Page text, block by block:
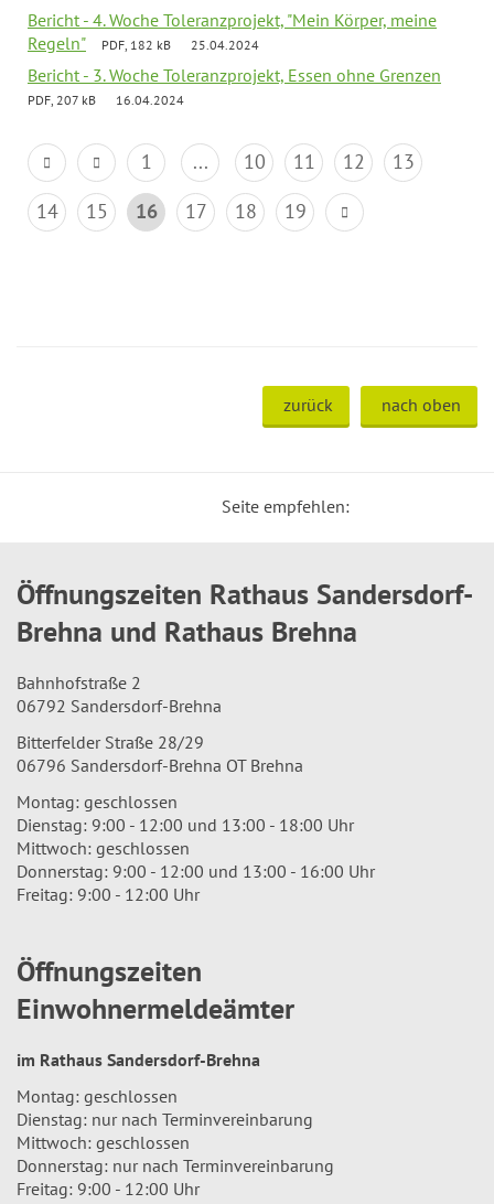
Bericht - 4. Woche Toleranzprojekt, "Mein Körper, meine
Regeln"
PDF, 182 kB 25.04.2024
Bericht - 3. Woche Toleranzprojekt, Essen ohne Grenzen
PDF, 207 kB 16.04.2024
1 ... 10 11 12
13
14
15 16 17 18 19
zurück nach oben
Seite empfehlen:
Öffnungszeiten Rathaus Sandersdorf-
Brehna und Rathaus Brehna
Bahnhofstraße 2
06792 Sandersdorf-Brehna
Bitterfelder Straße 28/29
06796 Sandersdorf-Brehna OT Brehna
Montag: geschlossen
Dienstag: 9:00 - 12:00 und 13:00 - 18:00 Uhr
Mittwoch: geschlossen
Donnerstag: 9:00 - 12:00 und 13:00 - 16:00 Uhr
Freitag: 9:00 - 12:00 Uhr
Öffnungszeiten
Einwohnermeldeämter
im Rathaus Sandersdorf-Brehna
Montag: geschlossen
Dienstag: nur nach Terminvereinbarung
Mittwoch: geschlossen
Donnerstag: nur nach Terminvereinbarung
Freitag: 9:00 - 12:00 Uhr